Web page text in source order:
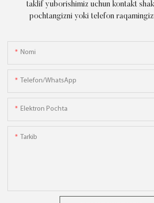
taklif yuborishimiz uchun kontakt
pochtangizni yoki telefon
Nomi
Telefon/WhatsApp
Elektron Pochta
Tarkib